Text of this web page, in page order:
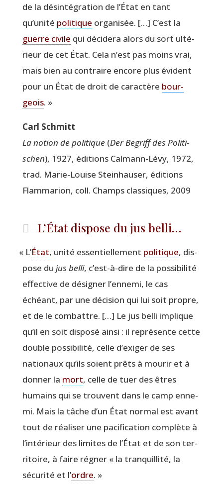
de la dés­in­té­gra­tion de l’État en tant
qu’unité poli­tique orga­ni­sée. […] C’est la
guerre civile qui déci­de­ra alors du sort ulté­
rieur de cet État. Cela n’est pas moins vrai,
mais bien au contraire encore plus évident
pour un État de droit de carac­tère bour­
geois. »
Carl Schmitt
La notion de poli­tique(Der Begriff des Poli­ti­
schen), 1927, édi­tions Cal­mann-Lévy, 1972,
trad. Marie-Louise Stein­hau­ser, édi­tions
Flam­ma­rion, coll. Champs clas­siques, 2009
L’État dispose du jus belli…
« L’État, uni­té essen­tiel­le­ment poli­tique, dis­
pose du jus bel­li, c’est-à-dire de la pos­si­bi­li­té
effec­tive de dési­gner l’ennemi, le cas
échéant, par une déci­sion qui lui soit propre,
et de le com­battre. […] Le jus bel­li implique
qu’il en soit dis­po­sé ain­si : il repré­sente cette
double pos­si­bi­li­té, celle d’exiger de ses
natio­naux qu’ils soient prêts à mou­rir et à
don­ner la mort, celle de tuer des êtres
humains qui se trouvent dans le camp enne­
mi. Mais la tâche d’un État nor­mal est avant
tout de réa­li­ser une paci­fi­ca­tion com­plète à
l’intérieur des limites de l’État et de son ter­
ri­toire, à faire régner « la tran­quilli­té, la
sécu­ri­té et l’ordre. »